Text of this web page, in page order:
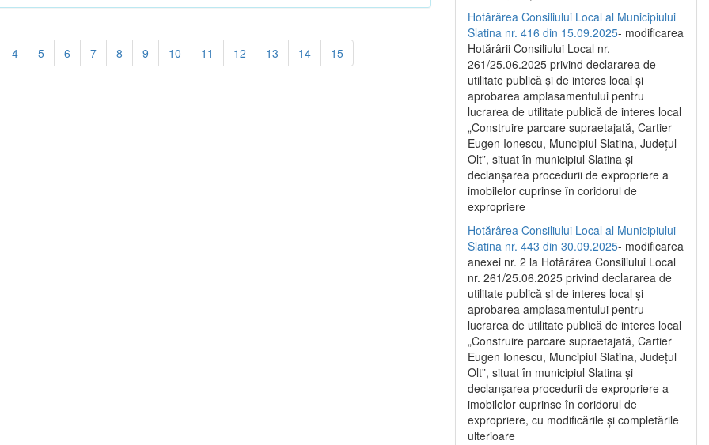
4 5 6 7 8 9 10 11 12 13 14 15
Hotărârea Consiliului Local al Municipiului
Slatina nr. 416 din 15.09.2025- modificarea
Hotărârii Consiliului Local nr.
261/25.06.2025 privind declararea de
utilitate publică și de interes local și
aprobarea amplasamentului pentru
lucrarea de utilitate publică de interes local
„Construire parcare supraetajată, Cartier
Eugen Ionescu, Muncipiul Slatina, Județul
Olt”, situat în municipiul Slatina și
declanșarea procedurii de expropriere a
imobilelor cuprinse în coridorul de
expropriere
Hotărârea Consiliului Local al Municipiului
Slatina nr. 443 din 30.09.2025- modificarea
anexei nr. 2 la Hotărârea Consiliului Local
nr. 261/25.06.2025 privind declararea de
utilitate publică şi de interes local şi
aprobarea amplasamentului pentru
lucrarea de utilitate publică de interes local
„Construire parcare supraetajată, Cartier
Eugen Ionescu, Muncipiul Slatina, Judeţul
Olt”, situat în municipiul Slatina şi
declanşarea procedurii de expropriere a
imobilelor cuprinse în coridorul de
expropriere, cu modificările şi completările
ulterioare